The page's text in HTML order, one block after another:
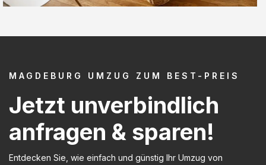
MAGDEBURG UMZUG ZUM BEST-PREIS
Jetzt unverbindlich
anfragen & sparen!
Entdecken Sie, wie einfach und günstig Ihr Umzug von